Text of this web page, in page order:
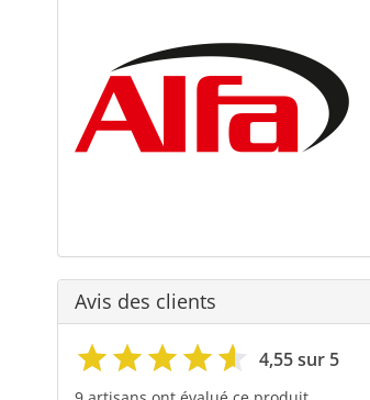
Avis des clients
4,55 sur 5